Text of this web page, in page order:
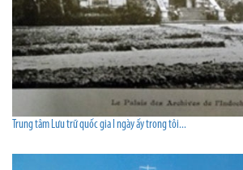
Trung tâm Lưu trữ quốc gia I ngày ấy trong tôi...